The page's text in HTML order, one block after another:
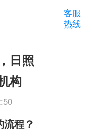
客服
热线
日照
构
程？